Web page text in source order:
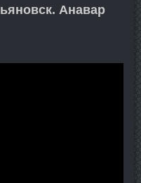
Анавар